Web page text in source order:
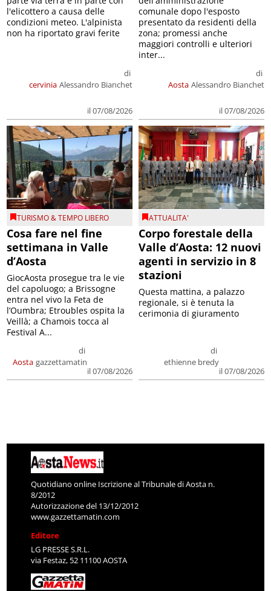
cervinia
di
Alessandro Bianchet
il 07/08/2026
l'elicottero a causa delle
condizioni meteo. L'alpinista
non ha riportato gravi ferite
Aosta
di
Alessandro Bianchet
il 07/08/2026
comunale dopo l'esposto
presentato da residenti della
zona; promessi anche
maggiori controlli e ulteriori
inter...
TURISMO & TEMPO LIBERO
Cosa fare nel fine
settimana in Valle
d’Aosta
Aosta
di
gazzettamatin
il 07/08/2026
GiocAosta prosegue tra le vie
del capoluogo; a Brissogne
entra nel vivo la Feta de
l’Oumbra; Etroubles ospita la
Veillà; a Chamois tocca al
Festival A...
ATTUALITA'
Corpo forestale della
Valle d’Aosta: 12 nuovi
agenti in servizio in 8
stazioni
di
ethienne bredy
il 07/08/2026
Questa mattina, a palazzo
regionale, si è tenuta la
cerimonia di giuramento
Quotidiano online Iscrizione al Tribunale di Aosta n.
8/2012
Autorizzazione del 13/12/2012
www.gazzettamatin.com
Editore
LG PRESSE S.R.L.
via Festaz, 52 11100 AOSTA